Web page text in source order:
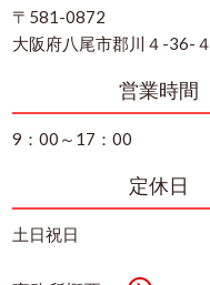
〒581-0872
大阪府八尾市郡川４-36-４
営業時間
9：00～17：00
定休日
土日祝日